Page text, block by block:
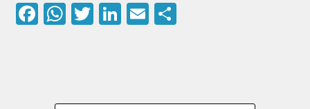
Facebook
WhatsApp
Twitter
LinkedIn
EmailCompartilhar